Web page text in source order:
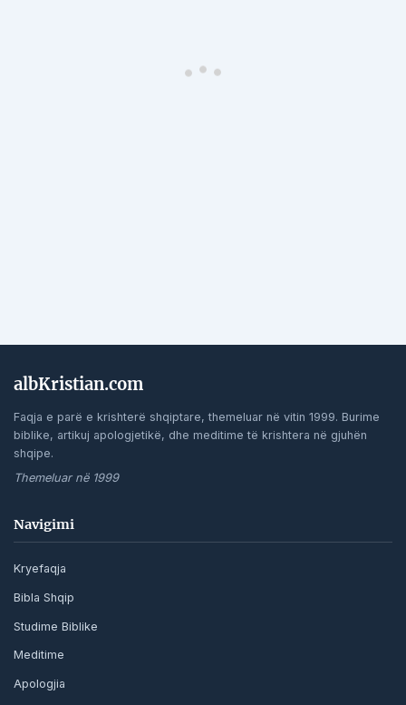
albKristian.com
Faqja e parë e krishterë shqiptare, themeluar në vitin 1999. Burime
biblike, artikuj apologjetikë, dhe meditime të krishtera në gjuhën
shqipe.
Themeluar në 1999
Navigimi
Kryefaqja
Bibla Shqip
Studime Biblike
Meditime
Apologjia